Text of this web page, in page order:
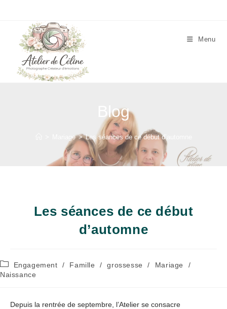
Menu
Blog
Mariage > Les séances de ce début d’automne
Les séances de ce début
d’automne
Post
category:
Engagement / Famille / grossesse / Mariage
/
Naissance
Depuis la rentrée de septembre, l’Atelier se consacre